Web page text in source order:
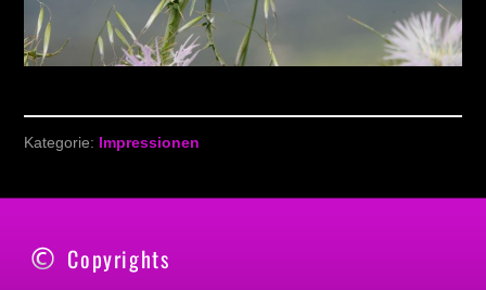
Kategorie: Impressionen
Copyrights